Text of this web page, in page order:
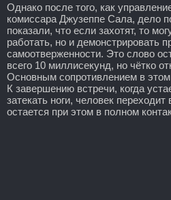
Однако после того, как
комиссара Джузеппе Сала, дело
показали, что если захотят, то
работать, но и демонстрировать
самоотверженности. Это слово
всего 10 миллисекунд, но чётко
Основным сопротивлением в этом
К завершению встречи, когда
затекать ноги, человек
остается при этом в полном